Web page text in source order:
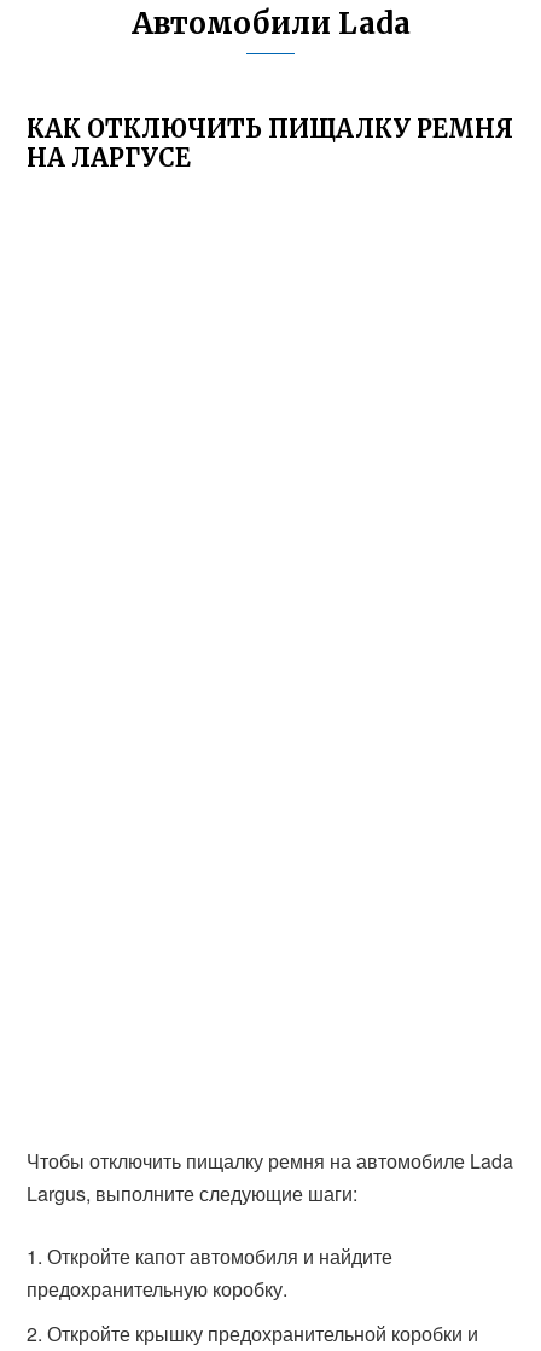
Автомобили Lada
КАК ОТКЛЮЧИТЬ ПИЩАЛКУ РЕМНЯ
НА ЛАРГУСЕ
Чтобы отключить пищалку ремня на автомобиле Lada
Largus, выполните следующие шаги:
Откройте капот автомобиля и найдите
предохранительную коробку.
Откройте крышку предохранительной коробки и